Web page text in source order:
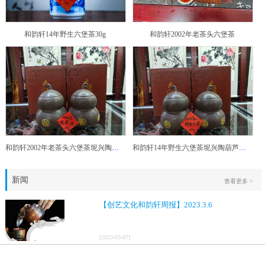
和韵轩14年野生六堡茶30g 和韵轩2002年老茶头六堡茶
和韵轩2002年老茶头六堡茶坭兴陶葫芦茶罐 和韵轩14年野生六堡茶坭兴陶葫芦茶罐
新闻
【创艺文化和韵轩周报】2023.3.6
[2023-03-07]
查看更多 >